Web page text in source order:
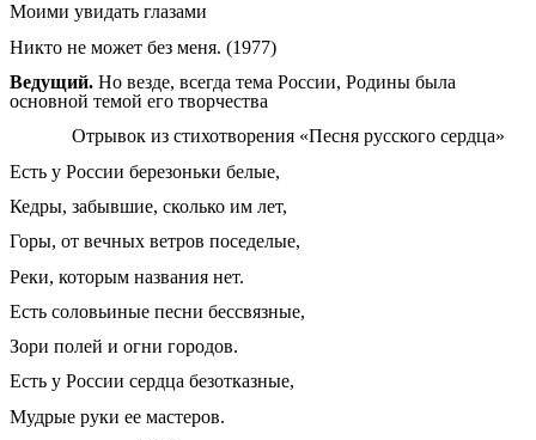
Моими увидать глазами
Никто не может без меня. (1977)
Ведущий. Но везде, всегда тема России, Родины была
основной темой его творчества
Отрывок из стихотворения «Песня русского сердца»
Есть у России березоньки белые,
Кедры, забывшие, сколько им лет,
Горы, от вечных ветров поседелые,
Реки, которым названия нет.
Есть соловьиные песни бессвязные,
Зори полей и огни городов.
Есть у России сердца безотказные,
Мудрые руки ее мастеров.